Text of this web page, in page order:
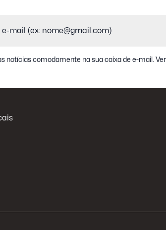
notícias comodamente na sua caixa de e-mail.